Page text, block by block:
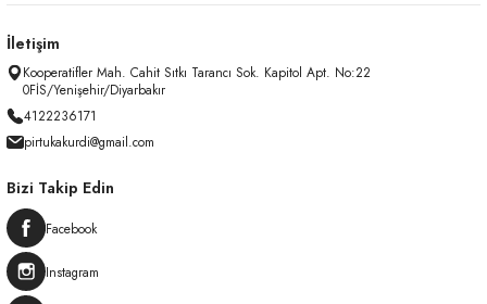
İletişim
Kooperatifler Mah. Cahit Sıtkı Tarancı Sok. Kapitol Apt. No:22
0FİS/Yenişehir/Diyarbakır
4122236171
pirtukakurdi@gmail.com
Bizi Takip Edin
Facebook
Instagram